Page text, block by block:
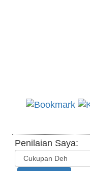
Penilaian Saya: